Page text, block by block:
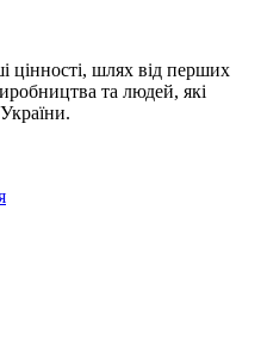
цінності, шлях від перших
та людей, які